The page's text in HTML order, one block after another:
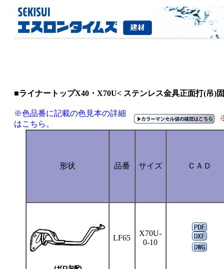
■ライナートップX40・X70U< ステンレス金具正面打(吊)
※色品番に記載の色見本の詳細
はこちら。
形状 品番 サイズ ＣＡＤ
LF65
X70U-
0-10